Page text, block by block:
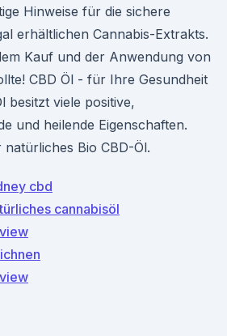
Hinweise für die sichere
erhältlichen Cannabis-Extrakts.
Kauf und der Anwendung von
CBD Öl - für Ihre Gesundheit
besitzt viele positive,
und heilende Eigenschaften.
Bio CBD-Öl.
cbd
cannabisöl